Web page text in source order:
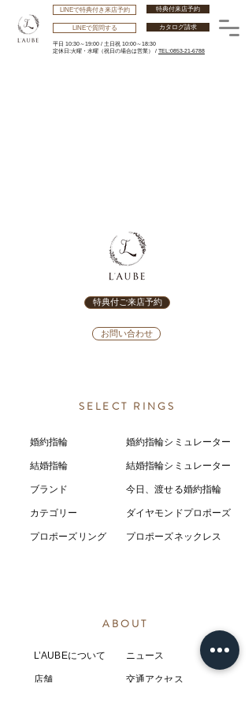
特典付来店予約
LINEで特典付き来店予約
カタログ請求
平日 10:30～19:00 / 土日祝 10:00～18:30
​定休日:火曜・水曜 （祝日の場合は営業） / TEL:0853-21-6788
LINEで質問する
特典付ご来店予約
お問い合わせ
SELECT RINGS
婚約指輪
結婚指輪
ブランド
カテゴリー
プロポーズリング
婚約指輪シミュレーター
結婚指輪シミ ュレーター
今日、渡せる婚約指輪
ダイヤモンドプロポーズ
プロポーズネックレス
ABOUT
L’AUBEについて
店舗
​ニュース
​交通アクセス